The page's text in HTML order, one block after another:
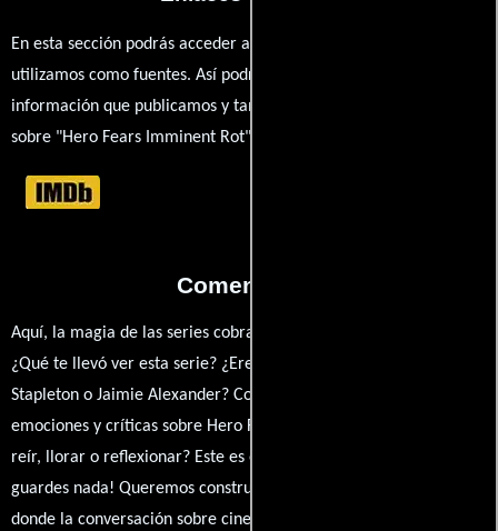
En esta sección podrás acceder a los recursos externos que
utilizamos como fuentes. Así podrás chequear toda la
información que publicamos y también ampliar tu conocimiento
sobre "Hero Fears Imminent Rot".
Comentarios
Aquí, la magia de las series cobra vida a través de tus opiniones.
¿Qué te llevó ver esta serie? ¿Eres fan de Jeff T. Thomas, Sullivan
Stapleton o Jaimie Alexander? Comparte tus pensamientos,
emociones y críticas sobre Hero Fears Imminent Rot. ¿Te hizo
reír, llorar o reflexionar? Este es el lugar para expresarlo. ¡No te
guardes nada! Queremos construir una comunidad apasionada
donde la conversación sobre cine y series nunca se detenga.